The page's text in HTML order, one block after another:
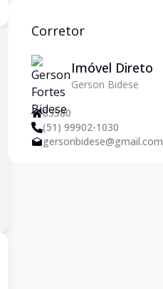
Corretor
Imóvel Direto
Gerson Bidese
83580
(51) 99902-1030
gersonbidese@gmail.com